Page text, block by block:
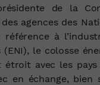
de la
agences des
référence à
(ENI), le colosse
étroit avec les
en échange,